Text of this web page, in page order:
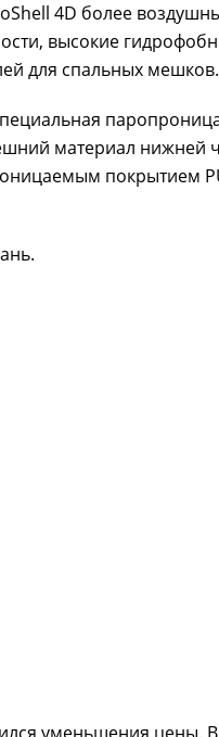
4D более
высокие
для спальных мешков.
материал нижней
покрытием